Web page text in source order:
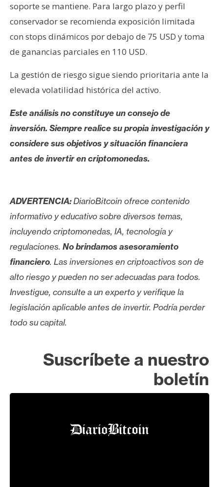
soporte se mantiene. Para largo plazo y perfil
conservador se recomienda exposición limitada
con stops dinámicos por debajo de 75 USD y toma
de ganancias parciales en 110 USD.
La gestión de riesgo sigue siendo prioritaria ante la
elevada volatilidad histórica del activo.
Este análisis no constituye un consejo de
inversión. Siempre realice su propia investigación y
considere sus objetivos y situación financiera
antes de invertir en criptomonedas.
ADVERTENCIA:DiarioBitcoin ofrece contenido
informativo y educativo sobre diversos temas,
incluyendo criptomonedas, IA, tecnología y
regulaciones. No brindamos asesoramiento
financiero. Las inversiones en criptoactivos son de
alto riesgo y pueden no ser adecuadas para todos.
Investigue, consulte a un experto y verifique la
legislación aplicable antes de invertir. Podría perder
todo su capital.
Suscríbete a nuestro
boletín